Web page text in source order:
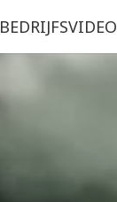
BEDRIJFSVIDEO